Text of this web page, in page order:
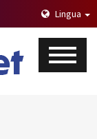
Lingua